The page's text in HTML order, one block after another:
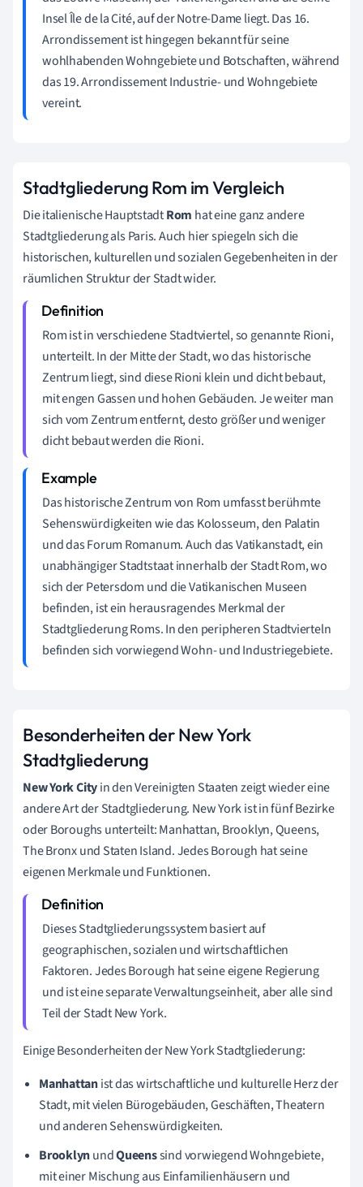
Insel Île de la Cité, auf der Notre-Dame liegt. Das 16.
Arrondissement ist hingegen bekannt für seine
wohlhabenden Wohngebiete und Botschaften, während
das 19. Arrondissement Industrie- und Wohngebiete
vereint.
Stadtgliederung Rom im Vergleich
Die italienische HauptstadtRom hat eine ganz andere
Stadtgliederung als Paris. Auch hier spiegeln sich die
historischen, kulturellen und sozialen Gegebenheiten in der
räumlichen Struktur der Stadt wider.
Rom ist in verschiedene Stadtviertel, so genannte Rioni,
unterteilt. In der Mitte der Stadt, wo das historische
Zentrum liegt, sind diese Rioni klein und dicht bebaut,
mit engen Gassen und hohen Gebäuden. Je weiter man
sich vom Zentrum entfernt, desto größer und weniger
dicht bebaut werden die Rioni.
Das historische Zentrum von Rom umfasst berühmte
Sehenswürdigkeiten wie das Kolosseum, den Palatin
und das Forum Romanum. Auch das Vatikanstadt, ein
unabhängiger Stadtstaat innerhalb der Stadt Rom, wo
sich der Petersdom und die Vatikanischen Museen
befinden, ist ein herausragendes Merkmal der
Stadtgliederung Roms. In den peripheren Stadtvierteln
befinden sich vorwiegend Wohn- und Industriegebiete.
Besonderheiten der New York
Stadtgliederung
New York Cityin den Vereinigten Staaten zeigt wieder eine
andere Art der Stadtgliederung. New York ist in fünf Bezirke
oder Boroughs unterteilt: Manhattan, Brooklyn, Queens,
The Bronx und Staten Island. Jedes Borough hat seine
eigenen Merkmale und Funktionen.
Dieses Stadtgliederungssystem basiert auf
geographischen, sozialen und wirtschaftlichen
Faktoren. Jedes Borough hat seine eigene Regierung
und ist eine separate Verwaltungseinheit, aber alle sind
Teil der Stadt New York.
Einige Besonderheiten der New York Stadtgliederung:
Manhattanist das wirtschaftliche und kulturelle Herz der
Stadt, mit vielen Bürogebäuden, Geschäften, Theatern
und anderen Sehenswürdigkeiten.
BrooklynundQueenssind vorwiegend Wohngebiete,
mit einer Mischung aus Einfamilienhäusern und